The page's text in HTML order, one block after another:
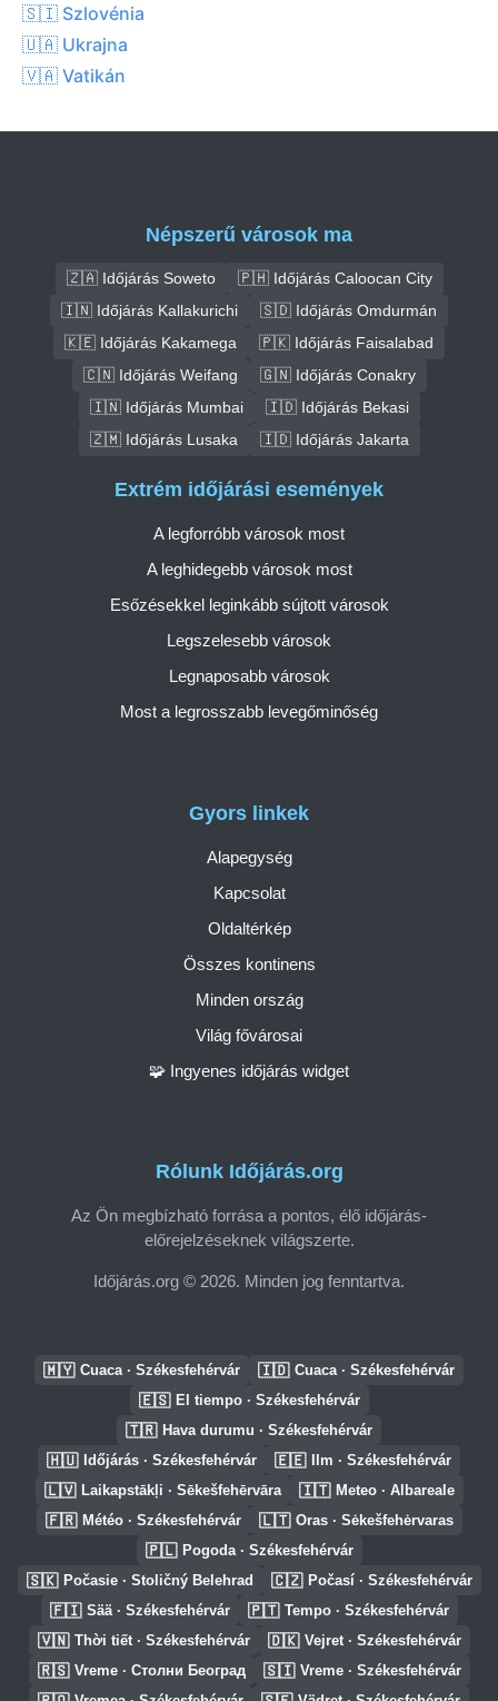
🇸🇮 Szlovénia
🇺🇦 Ukrajna
🇻🇦 Vatikán
Népszerű városok ma
🇿🇦 Időjárás Soweto
🇵🇭 Időjárás Caloocan City
🇮🇳 Időjárás Kallakurichi
🇸🇩 Időjárás Omdurmán
🇰🇪 Időjárás Kakamega
🇵🇰 Időjárás Faisalabad
🇨🇳 Időjárás Weifang
🇬🇳 Időjárás Conakry
🇮🇳 Időjárás Mumbai
🇮🇩 Időjárás Bekasi
🇿🇲 Időjárás Lusaka
🇮🇩 Időjárás Jakarta
Rólunk Időjárás.org
Az Ön megbízható forrása a pontos, élő időjárás-
előrejelzéseknek világszerte.
Időjárás.org © 2026. Minden jog fenntartva.
Gyors linkek
Alapegység
Kapcsolat
Oldaltérkép
Összes kontinens
Minden ország
Világ fővárosai
🧩 Ingyenes időjárás widget
Extrém időjárási események
A legforróbb városok most
A leghidegebb városok most
Esőzésekkel leginkább sújtott városok
Legszelesebb városok
Legnaposabb városok
Most a legrosszabb levegőminőség
🇲🇾 Cuaca · Székesfehérvár 🇮🇩 Cuaca · Székesfehérvár
🇪🇸 El tiempo · Székesfehérvár
🇹🇷 Hava durumu · Székesfehérvár
🇭🇺 Időjárás · Székesfehérvár 🇪🇪 Ilm · Székesfehérvár
🇱🇻 Laikapstākļi · Sēkešfehērvāra 🇮🇹 Meteo · Albareale
🇫🇷 Météo · Székesfehérvár 🇱🇹 Oras · Sėkešfehėrvaras
🇵🇱 Pogoda · Székesfehérvár
🇸🇰 Počasie · Stoličný Belehrad 🇨🇿 Počasí · Székesfehérvár
🇫🇮 Sää · Székesfehérvár 🇵🇹 Tempo · Székesfehérvár
🇻🇳 Thời tiết · Székesfehérvár 🇩🇰 Vejret · Székesfehérvár
🇷🇸 Vreme · Столни Београд 🇸🇮 Vreme · Székesfehérvár